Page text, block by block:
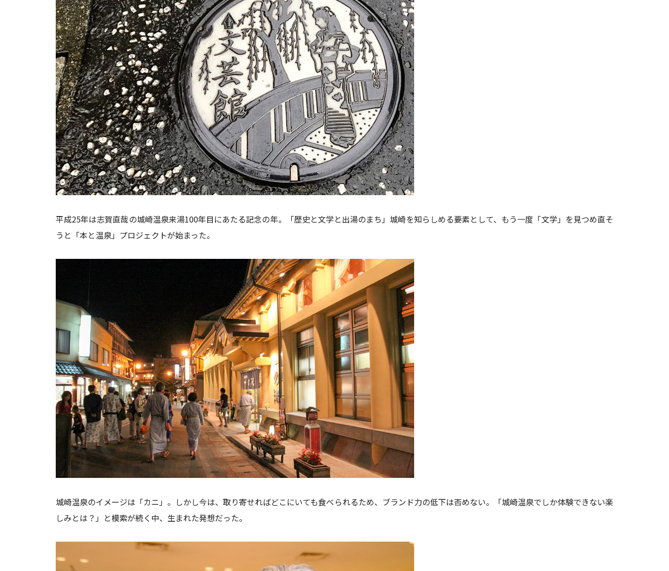
平成25年は志賀直哉の城崎温泉来湯100年目にあたる記念の年。「歴史と文学と出湯のまち」城崎を知らしめる要素として、もう一度「文学」を見つめ直そ
うと「本と温泉」プロジェクトが始まった。
城崎温泉のイメージは「カニ」。しかし今は、取り寄せればどこにいても食べられるため、ブランド力の低下は否めない。「城崎温泉でしか体験できない楽
しみとは？」と模索が続く中、生まれた発想だった。